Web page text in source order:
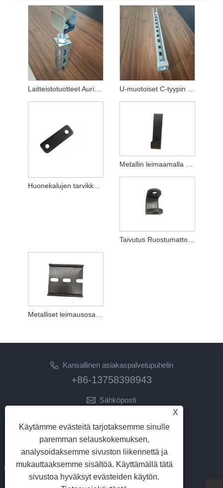
Laitteistotuotteet Aurinkosähköpidikkeiden tarvikkeet U-muotoiset C-tyypin epätyypilliset räätälöidyt leimausosat
Huonekalujen tarvikkeet metalli leimaamalla osat
Taivutus Ruostumattomasta teräksestä valmistetut leimausosat
Metalliset leimausosat taipuvat ruostumattomasta teräksestä
Kansallinen asiakaspalvelupuhelin
+86-13758398943
Sähköposti
junmetal.hardware.ltd@gmail.com
X
Käytämme evästeitä tarjotaksemme sinulle
paremman selauskokemuksen,
analysoidaksemme sivuston liikennettä ja
mukauttaaksemme sisältöä. Käyttämällä tätä
sivustoa hyväksyt evästeiden käytön.